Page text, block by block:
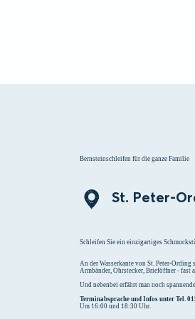
Bernsteinschleifen für die ganze Familie
St. Peter-
Schleifen Sie ein einzigartiges
An der Wasserkante von St. Peter-
Armbänder, Ohrstecker, Brieföffner - fast
Und nebenbei erfährt man noch
Terminabsprache und Infos unter Tel.
Um 16:00 und 18:30 Uhr.